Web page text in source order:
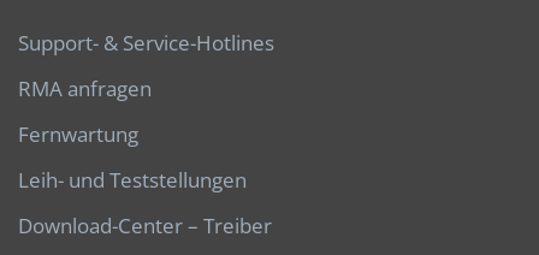
Support- & Service-Hotlines
RMA anfragen
Fernwartung
Leih- und Teststellungen
Download-Center – Treiber